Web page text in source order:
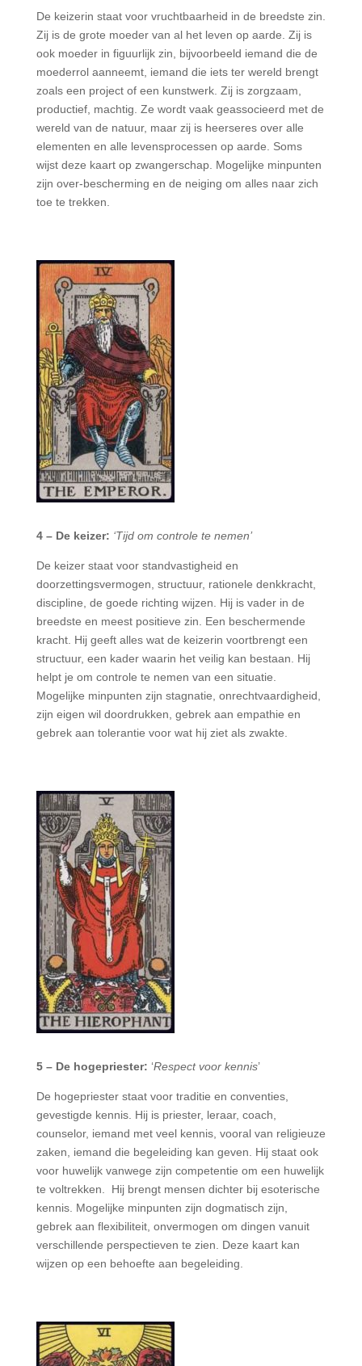
De keizerin staat voor vruchtbaarheid in de breedste zin.
Zij is de grote moeder van al het leven op aarde. Zij is
ook moeder in figuurlijk zin, bijvoorbeeld iemand die de
moederrol aanneemt, iemand die iets ter wereld brengt
zoals een project of een kunstwerk. Zij is zorgzaam,
productief, machtig. Ze wordt vaak geassocieerd met de
wereld van de natuur, maar zij is heerseres over alle
elementen en alle levensprocessen op aarde. Soms
wijst deze kaart op zwangerschap. Mogelijke minpunten
zijn over-bescherming en de neiging om alles naar zich
toe te trekken.
4 – De keizer: ‘Tijd om controle te nemen’
De keizer staat voor standvastigheid en
doorzettingsvermogen, structuur, rationele denkkracht,
discipline, de goede richting wijzen. Hij is vader in de
breedste en meest positieve zin. Een beschermende
kracht. Hij geeft alles wat de keizerin voortbrengt een
structuur, een kader waarin het veilig kan bestaan. Hij
helpt je om controle te nemen van een situatie.
Mogelijke minpunten zijn stagnatie, onrechtvaardigheid,
zijn eigen wil doordrukken, gebrek aan empathie en
gebrek aan tolerantie voor wat hij ziet als zwakte.
5 – De hogepriester: ‘Respect voor kennis’
De hogepriester staat voor traditie en conventies,
gevestigde kennis. Hij is priester, leraar, coach,
counselor, iemand met veel kennis, vooral van religieuze
zaken, iemand die begeleiding kan geven. Hij staat ook
voor huwelijk vanwege zijn competentie om een huwelijk
te voltrekken. Hij brengt mensen dichter bij esoterische
kennis. Mogelijke minpunten zijn dogmatisch zijn,
gebrek aan flexibiliteit, onvermogen om dingen vanuit
verschillende perspectieven te zien. Deze kaart kan
wijzen op een behoefte aan begeleiding.